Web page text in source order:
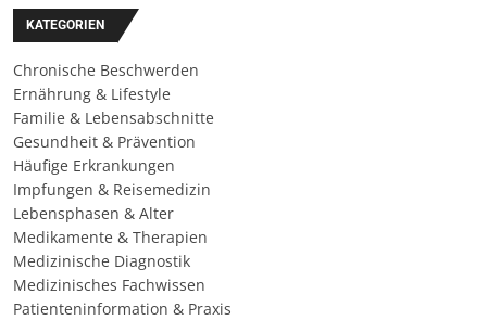
KATEGORIEN
Chronische Beschwerden
Ernährung & Lifestyle
Familie & Lebensabschnitte
Gesundheit & Prävention
Häufige Erkrankungen
Impfungen & Reisemedizin
Lebensphasen & Alter
Medikamente & Therapien
Medizinische Diagnostik
Medizinisches Fachwissen
Patienteninformation & Praxis